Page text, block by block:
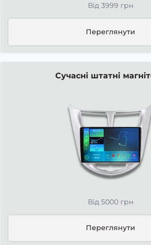
Від 3999 грн
Переглянути
Сучасні штатні
Від 5000 грн
Переглянути